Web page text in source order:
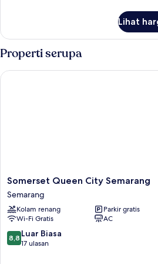
Executive
Room
Lihat
Properti serupa
Somerset
Queen
City
Semarang
Semarang
Somerset Queen City Semarang
Semarang
Kolam renang
Parkir gratis
Wi-Fi Gratis
AC
8.8
dari
8,8 Luar Biasa
17 ulasan
Somerset Queen City Semarang